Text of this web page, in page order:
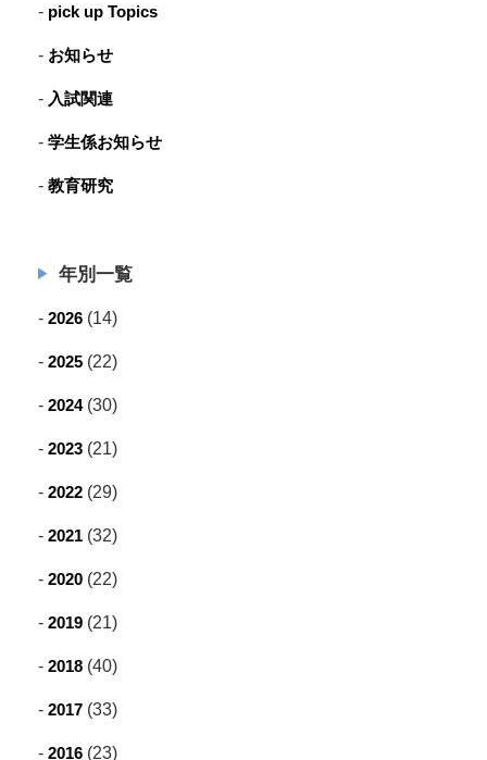
pick up Topics
お知らせ
入試関連
学生係お知らせ
教育研究
年別一覧
2026 (14)
2025 (22)
2024(30)
2023 (21)
2022 (29)
2021 (32)
2020 (22)
2019 (21)
2018 (40)
2017 (33)
2016 (23)